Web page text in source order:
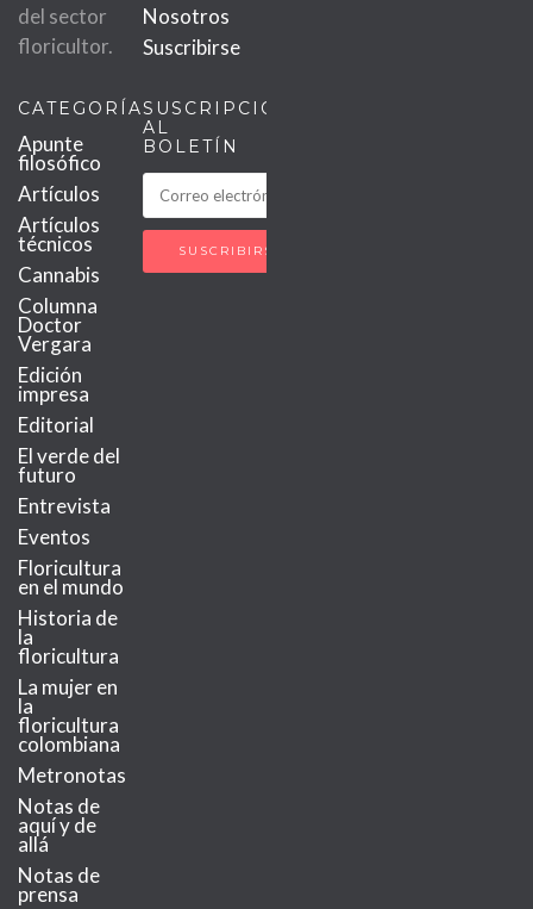
del sector
floricultor.
Nosotros
Suscribirse
CATEGORÍAS
Apunte
filosófico
Artículos
Artículos
técnicos
Cannabis
Columna
Doctor
Vergara
Edición
impresa
Editorial
El verde del
futuro
Entrevista
Eventos
Floricultura
en el mundo
Historia de
la
floricultura
La mujer en
la
floricultura
colombiana
Metronotas
Notas de
aquí y de
allá
Notas de
prensa
SUSCRIPCIÓN
AL
BOLETÍN